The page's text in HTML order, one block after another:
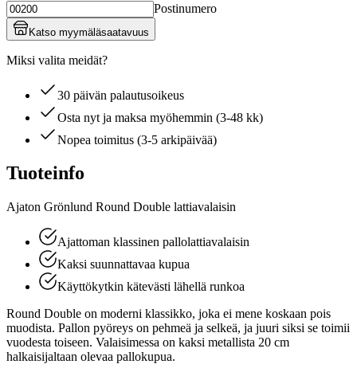
Postinumero
Katso myymäläsaatavuus
Miksi valita meidät?
30 päivän palautusoikeus
Osta nyt ja maksa myöhemmin (3-48 kk)
Nopea toimitus (3-5 arkipäivää)
Tuoteinfo
Ajaton Grönlund Round Double lattiavalaisin
Ajattoman klassinen pallolattiavalaisin
Kaksi suunnattavaa kupua
Käyttökytkin kätevästi lähellä runkoa
Round Double on moderni klassikko, joka ei mene koskaan pois
muodista. Pallon pyöreys on pehmeä ja selkeä, ja juuri siksi se toimii
vuodesta toiseen. Valaisimessa on kaksi metallista 20 cm
halkaisijaltaan olevaa pallokupua.